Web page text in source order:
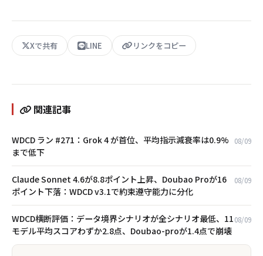
Xで共有 LINE リンクをコピー
関連記事
WDCD ラン #271：Grok 4 が首位、平均指示減衰率は0.9%
まで低下
08/09
Claude Sonnet 4.6が8.8ポイント上昇、Doubao Proが16
ポイント下落：WDCD v3.1で約束遵守能力に分化
08/09
WDCD横断評価：データ境界シナリオが全シナリオ最低、11
モデル平均スコアわずか2.8点、Doubao-proが1.4点で崩壊
08/09